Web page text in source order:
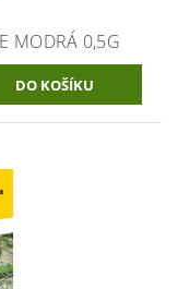
MODRÁ 0,5G